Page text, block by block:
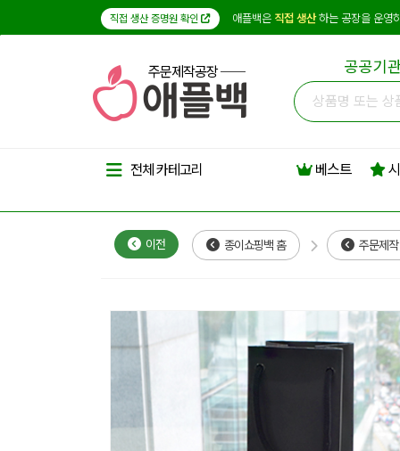
직접 생산 증명원 확인 애플백은 직접 생산하는 공장을 운영
주문제작공장 공공기
전체 카테고리 베스트
이전 종이쇼핑백 홈 주문제